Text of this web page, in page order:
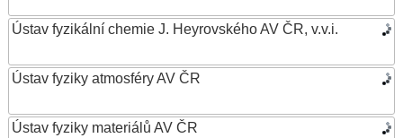
Ústav fyzikální chemie J. Heyrovského AV ČR, v.v.i.
Ústav fyziky atmosféry AV ČR
Ústav fyziky materiálů AV ČR